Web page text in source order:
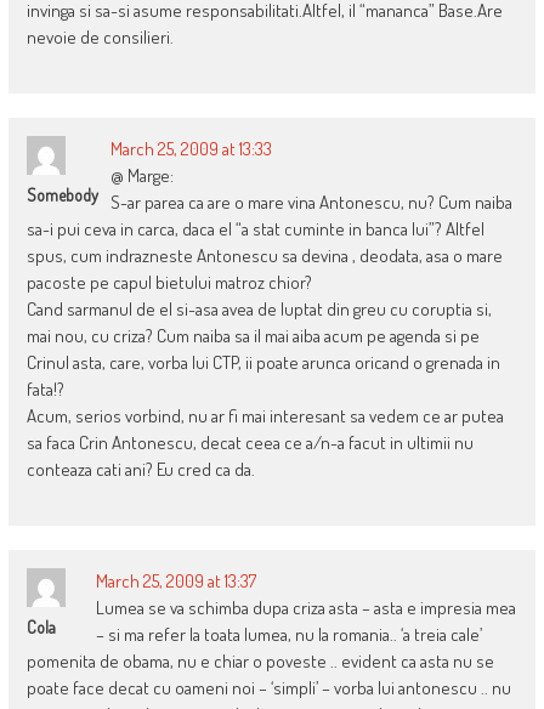
invinga si sa-si asume responsabilitati.Altfel, il “mananca” Base.Are
nevoie de consilieri.
Somebody
March 25, 2009 at 13:33
@ Marge:
S-ar parea ca are o mare vina Antonescu, nu? Cum naiba
sa-i pui ceva in carca, daca el “a stat cuminte in banca lui”? Altfel
spus, cum indrazneste Antonescu sa devina , deodata, asa o mare
pacoste pe capul bietului matroz chior?
Cand sarmanul de el si-asa avea de luptat din greu cu coruptia si,
mai nou, cu criza? Cum naiba sa il mai aiba acum pe agenda si pe
Crinul asta, care, vorba lui CTP, ii poate arunca oricand o grenada in
fata!?
Acum, serios vorbind, nu ar fi mai interesant sa vedem ce ar putea
sa faca Crin Antonescu, decat ceea ce a/n-a facut in ultimii nu
conteaza cati ani? Eu cred ca da.
Cola
March 25, 2009 at 13:37
Lumea se va schimba dupa criza asta – asta e impresia mea
– si ma refer la toata lumea, nu la romania.. ‘a treia cale’
pomenita de obama, nu e chiar o poveste .. evident ca asta nu se
poate face decat cu oameni noi – ‘simpli’ – vorba lui antonescu .. nu